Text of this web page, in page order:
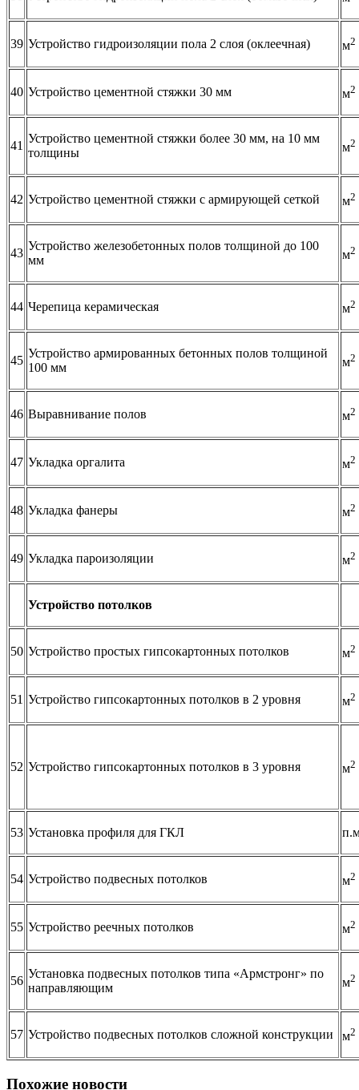
39 Устройство гидроизоляции пола 2 слоя (оклеечная) м2
40 Устройство цементной стяжки 30 мм м2
41
Устройство цементной стяжки более 30 мм, на 10 мм
толщины
м2
42 Устройство цементной стяжки с армирующей сеткой м2
43
Устройство железобетонных полов толщиной до 100
мм
м2
44 Черепица керамическая м2
45
Устройство армированных бетонных полов толщиной
100 мм
м2
46 Выравнивание полов м2
47 Укладка оргалита м2
48 Укладка фанеры м2
49 Укладка пароизоляции м2
Устройство потолков
50 Устройство простых гипсокартонных потолков м2
51 Устройство гипсокартонных потолков в 2 уровня м2
52 Устройство гипсокартонных потолков в 3 уровня м2
53 Установка профиля для ГКЛ
54 Устройство подвесных потолков м2
55 Устройство реечных потолков м2
56
Установка подвесных потолков типа «Армстронг» по
направляющим
м2
57 Устройство подвесных потолков сложной конструкции м2
Похожие новости